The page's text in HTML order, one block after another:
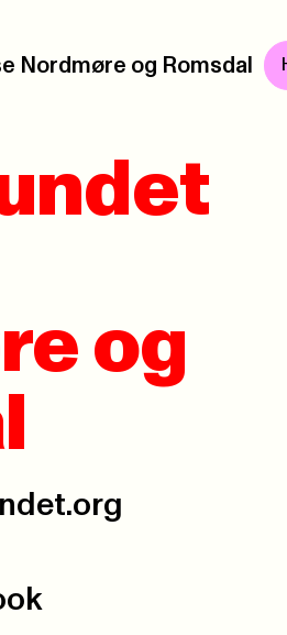
Nordmøre og Romsdal
og